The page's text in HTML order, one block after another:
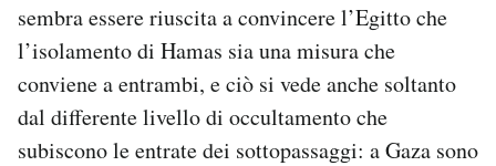
sembra essere riuscita a convincere l’Egitto che
l’isolamento di Hamas sia una misura che
conviene a entrambi, e ciò si vede anche soltanto
dal differente livello di occultamento che
subiscono le entrate dei sottopassaggi: a Gaza sono